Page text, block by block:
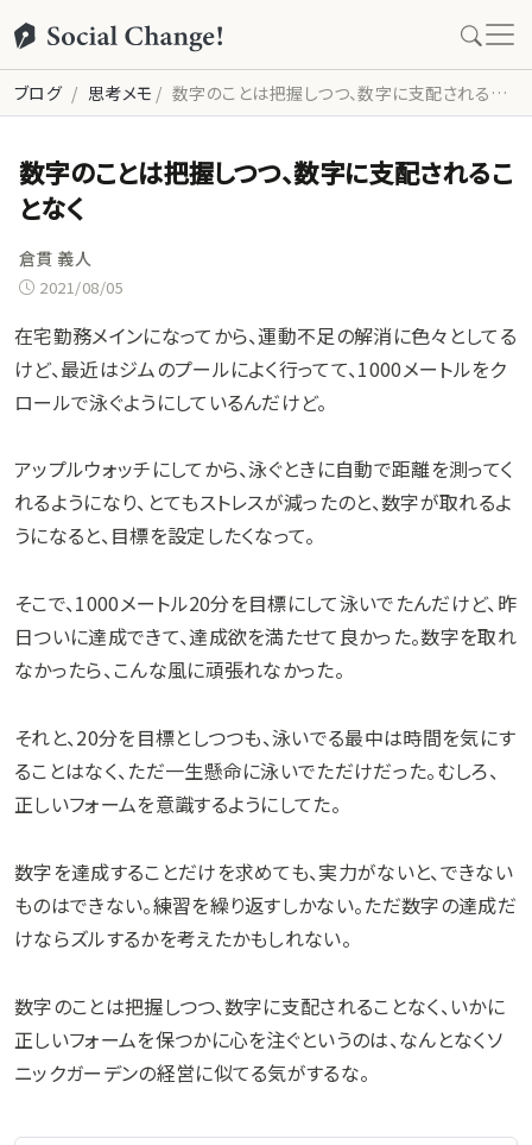
ブログ 思考メモ 数字のことは把握しつつ、数字に支配されることなく
数字のことは把握しつつ、数字に支配されるこ
となく
倉貫 義人
2021/08/05
在宅勤務メインになってから、運動不足の解消に色々としてる
けど、最近はジムのプールによく行ってて、1000メートルをク
ロールで泳ぐようにしているんだけど。
アップルウォッチにしてから、泳ぐときに自動で距離を測ってく
れるようになり、とてもストレスが減ったのと、数字が取れるよ
うになると、目標を設定したくなって。
そこで、1000メートル20分を目標にして泳いでたんだけど、昨
日ついに達成できて、達成欲を満たせて良かった。数字を取れ
なかったら、こんな風に頑張れなかった。
それと、20分を目標としつつも、泳いでる最中は時間を気にす
ることはなく、ただ一生懸命に泳いでただけだった。むしろ、
正しいフォームを意識するようにしてた。
数字を達成することだけを求めても、実力がないと、できない
ものはできない。練習を繰り返すしかない。ただ数字の達成だ
けならズルするかを考えたかもしれない。
数字のことは把握しつつ、数字に支配されることなく、いかに
正しいフォームを保つかに心を注ぐというのは、なんとなくソ
ニックガーデンの経営に似てる気がするな。